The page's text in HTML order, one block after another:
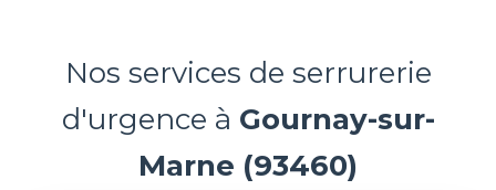
Nos services de serrurerie
d'urgence à Gournay-sur-
Marne (93460)